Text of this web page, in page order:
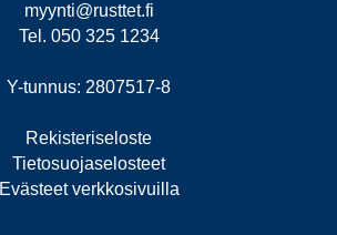
myynti@rusttet.fi
Tel. 050 325 1234
Y-tunnus: 2807517-8
Rekisteriseloste
Tietosuojaselosteet
Evästeet verkkosivuilla